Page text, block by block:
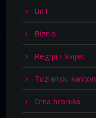
BiH
Biznis
Regija i Svijet
Tuzlanski kanton
Crna hronika